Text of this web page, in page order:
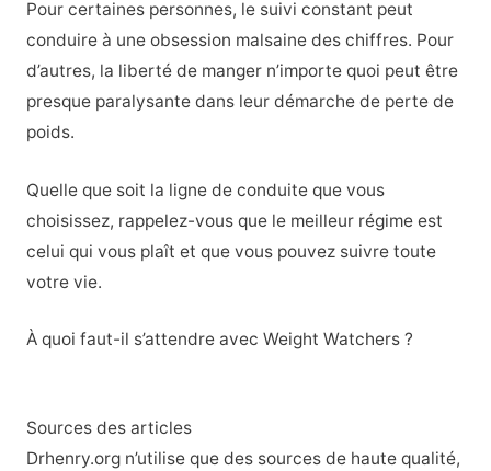
Pour certaines personnes, le suivi constant peut
conduire à une obsession malsaine des chiffres. Pour
d’autres, la liberté de manger n’importe quoi peut être
presque paralysante dans leur démarche de perte de
poids.
Quelle que soit la ligne de conduite que vous
choisissez, rappelez-vous que le meilleur régime est
celui qui vous plaît et que vous pouvez suivre toute
votre vie.
À quoi faut-il s’attendre avec Weight Watchers ?
Sources des articles
Drhenry.org n’utilise que des sources de haute qualité,